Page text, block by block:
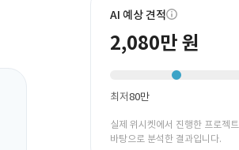
바로가기
AI 예상 견적
2,080만 원
최저80만
실제 위시켓에서 진행한 프로젝
바탕으로 분석한 결과입니다.